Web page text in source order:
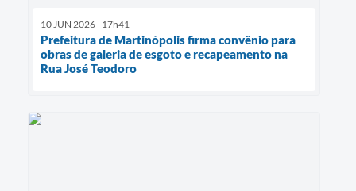
10 JUN 2026 - 17h41
Prefeitura de Martinópolis firma convênio para
obras de galeria de esgoto e recapeamento na
Rua José Teodoro